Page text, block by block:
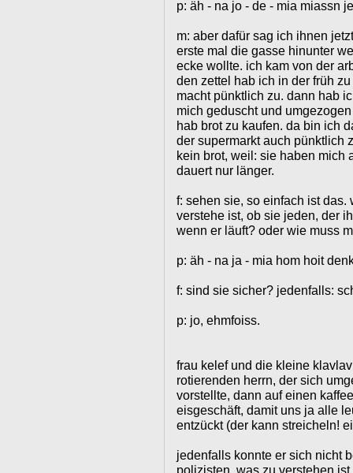
p: äh - na jo - de - mia miassn
m: aber dafür sag ich ihnen
erste mal die gasse hinunter
ecke wollte. ich kam von der
den zettel hab ich in der früh
macht pünktlich zu. dann hab
mich geduscht und
hab brot zu kaufen. da bin ich
der supermarkt auch pünktlich
kein brot, weil: sie haben mich
dauert nur länger.
f: sehen sie, so einfach ist
verstehe ist, ob sie jeden, der
wenn er läuft? oder wie muss
p: äh - na ja - mia hom hoit
f: sind sie sicher? jedenfalls:
p: jo, ehmfoiss.
frau kelef und die kleine
rotierenden herrn, der sich
vorstellte, dann auf einen
eisgeschäft, damit uns ja alle
entzückt (der kann streicheln!
jedenfalls konnte er sich nicht
polizisten, was zu verstehen